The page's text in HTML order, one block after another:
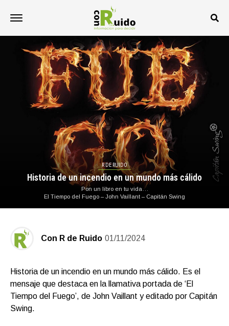
R DE RUIDO
Historia de un incendio en un mundo más cálido
Pon un libro en tu vida…
El Tiempo del Fuego – John Vaillant – Capitán Swing
Con R de Ruido 01/11/2024
Historia de un incendio en un mundo más cálido. Es el
mensaje que destaca en la llamativa portada de ‘El
Tiempo del Fuego’, de John Vaillant y editado por Capitán
Swing.